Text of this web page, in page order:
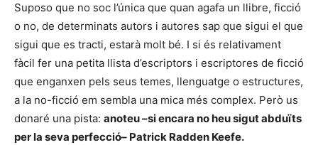
Suposo que no soc l’única que quan agafa un llibre, ficció
o no, de determinats autors i autores sap que sigui el que
sigui que es tracti, estarà molt bé. I si és relativament
fàcil fer una petita llista d’escriptors i escriptores de ficció
que enganxen pels seus temes, llenguatge o estructures,
a la no-ficció em sembla una mica més complex. Però us
donaré una pista: anoteu –si encara no heu sigut abduïts
per la seva perfecció– Patrick Radden Keefe.